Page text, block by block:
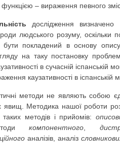
– вираження певного
дослідження визначено
людського розуму, оскільки
покладений в основу
на таку постановку
в сучасній іспанській
каузативності в іспанській
методи не являють собою
явищ. Методика нашої роботи
таких методів і прийомів:
компонентного
аналізів, аналіз